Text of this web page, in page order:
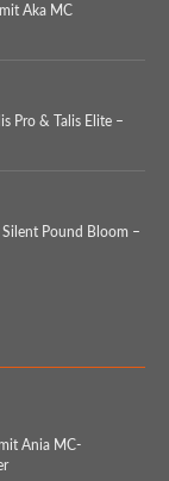
Aka MC
Pro & Talis Elite –
Silent Pound Bloom –
Ania MC-